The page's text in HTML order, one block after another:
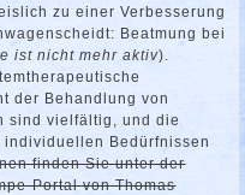
zu einer Verbesserung
Beatmung bei
ist nicht mehr aktiv).
der Behandlung von
sind vielfältig, und die
Bedürfnissen
finden Sie unter der
Portal von Thomas